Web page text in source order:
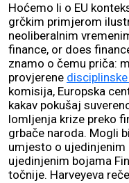
Hoćemo li o EU
grčkim primjerom
neoliberalnim
finance, or does
znamo o čemu priča:
provjerene
komisija, Europska
kakav pokušaj
lomljenja krize preko
grbače naroda. Mogli
umjesto o ujedinjenim
ujedinjenim bojama
točnije. Harveyeva